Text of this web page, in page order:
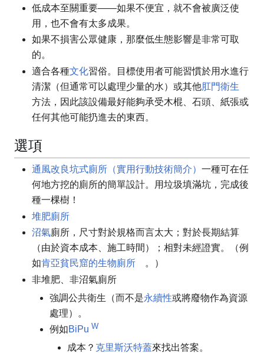
低成本至關重要——如果不便宜，就不會被廣泛使
用，也不會有太多成果。
如果不損害公眾健康，那麼低生態影響是非常可取
的。
適合各種文化習俗。目標使用者可能習慣於用水進行
清潔（但通常可以處理少量的水）或其他肛門衛生
方法，因此該設備最好能夠承受木棍、石頭、紙張或
任何其他可能扔進去的東西。
選項
通風改良坑式廁所（實用行動技術簡介） 一種可在任
何地方挖的廁所的簡單設計。用垃圾填滿坑，完成後
種一棵樹！
堆肥廁所
沼氣廁所，尺寸對於規格而言太大；對於長期結算
（由於資本成本、施工時間）；相對未經證實。（例
如肯亞貧民窟的生物廁所
。）
非堆肥、非沼氣廁所
強調公共衛生（而不是永續性或將廢物作為資源
處理）。
例如BiPu W
成本？ 克里斯沃特蓋來找出答案。